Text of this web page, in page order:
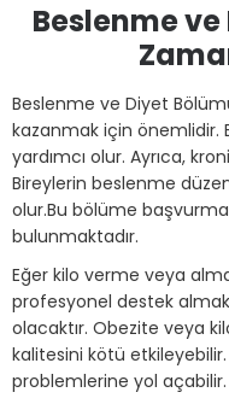
Beslenme
Beslenme ve Diyet
kazanmak için önemlidir.
yardımcı olur. Ayrıca,
Bireylerin beslenme
olur.Bu bölüme
bulunmaktadır.
Eğer kilo verme veya
profesyonel destek
olacaktır. Obezite veya
kalitesini kötü
problemlerine yol